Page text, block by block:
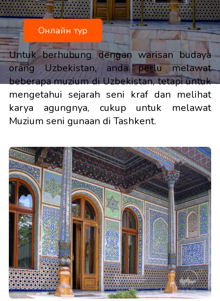
Untuk berhubung dengan warisan budaya
orang Uzbekistan, anda perlu melawat
beberapa muzium di Uzbekistan, tetapi untuk
mengetahui sejarah seni kraf dan melihat
karya agungnya, cukup untuk melawat
Muzium seni gunaan di Tashkent.
Онлайн тур